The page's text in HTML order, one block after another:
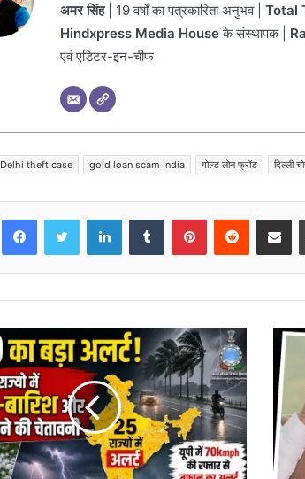
अमर सिंह| 19 वर्षों का पत्रकारिता अनुभव | Total
Hindxpress Media Houseके संस्थापक |
एवं एडिटर-इन-चीफ
Delhi theft case gold loan scam India गोल्ड लोन फ्रॉड दिल्ली